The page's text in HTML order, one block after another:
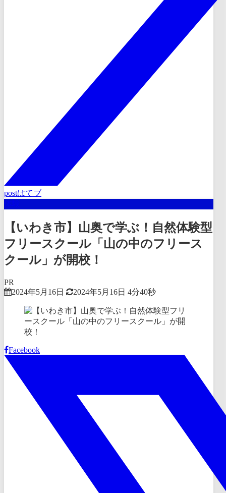
postはてブ
体験
【いわき市】山奥で学ぶ！自然体験型
フリースクール「山の中のフリース
クール」が開校！
PR
2024年5月16日
2024年5月16日 4分40秒
Facebook